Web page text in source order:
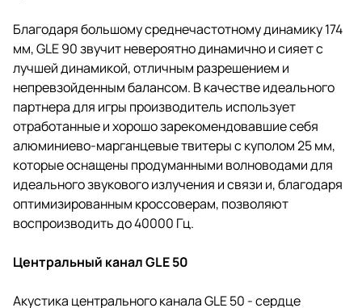
Благодаря большому среднечастотному динамику 174
мм, GLE 90 звучит невероятно динамично и сияет с
лучшей динамикой, отличным разрешением и
непревзойденным балансом. В качестве идеального
партнера для игры производитель использует
отработанные и хорошо зарекомендовавшие себя
алюминиево-марганцевые твитеры с куполом 25 мм,
которые оснащены продуманными волноводами для
идеального звукового излучения и связи и, благодаря
оптимизированным кроссоверам, позволяют
воспроизводить до 40000 Гц.
Центральный канал GLE 50
Акустика центрального канала GLE 50 - сердце